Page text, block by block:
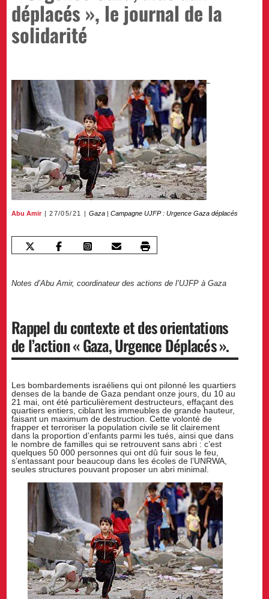
déplacés », le journal de la
solidarité
Abu Amir 27/05/21 Gaza |Campagne UJFP : Urgence Gaza déplacés
Notes d’Abu Amir, coordinateur des actions de l’UJFP à Gaza
Rappel du contexte et des orientations
de l’action « Gaza, Urgence Déplacés ».
Les bombardements israéliens qui ont pilonné les quartiers
denses de la bande de Gaza pendant onze jours, du 10 au
21 mai, ont été particulièrement destructeurs, effaçant des
quartiers entiers, ciblant les immeubles de grande hauteur,
faisant un maximum de destruction. Cette volonté de
frapper et terroriser la population civile se lit clairement
dans la proportion d’enfants parmi les tués, ainsi que dans
le nombre de familles qui se retrouvent sans abri : c’est
quelques 50 000 personnes qui ont dû fuir sous le feu,
s’entassant pour beaucoup dans les écoles de l’UNRWA,
seules structures pouvant proposer un abri minimal.